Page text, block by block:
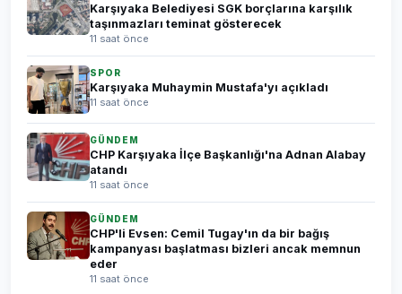
Karşıyaka Belediyesi SGK borçlarına karşılık
taşınmazları teminat gösterecek
11 saat önce
SPOR
Karşıyaka Muhaymin Mustafa'yı açıkladı
11 saat önce
GÜNDEM
CHP Karşıyaka İlçe Başkanlığı'na Adnan Alabay
atandı
11 saat önce
GÜNDEM
CHP'li Evsen: Cemil Tugay'ın da bir bağış
kampanyası başlatması bizleri ancak memnun
eder
11 saat önce